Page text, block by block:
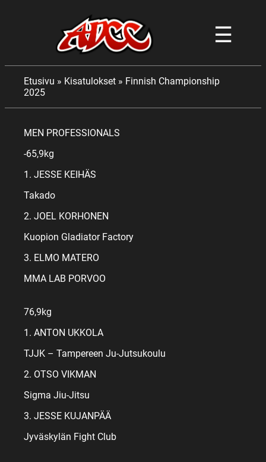
☰
Etusivu » Kisatulokset » Finnish Championship
2025
MEN PROFESSIONALS
-65,9kg
1. JESSE KEIHÄS
Takado
2. JOEL KORHONEN
Kuopion Gladiator Factory
3. ELMO MATERO
MMA LAB PORVOO
76,9kg
1. ANTON UKKOLA
TJJK – Tampereen Ju-Jutsukoulu
2. OTSO VIKMAN
Sigma Jiu-Jitsu
3. JESSE KUJANPÄÄ
Jyväskylän Fight Club